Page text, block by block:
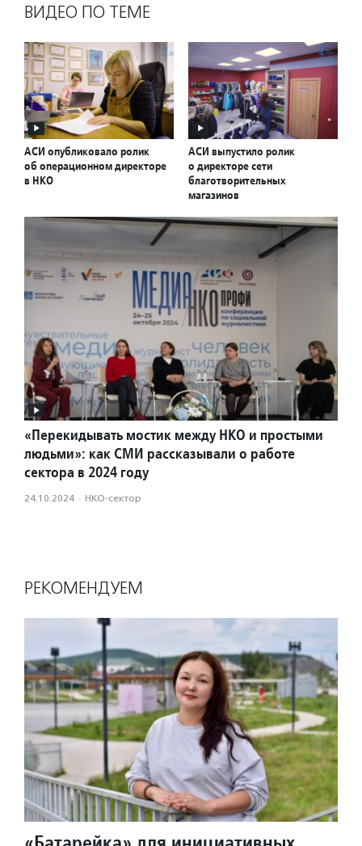
ВИДЕО ПО ТЕМЕ
АСИ опубликовало ролик
об операционном директоре
в НКО
АСИ выпустило ролик
о директоре сети
благотворительных
магазинов
«Перекидывать мостик между НКО и простыми
людьми»: как СМИ рассказывали о работе
сектора в 2024 году
24.10.2024 · НКО-сектор
РЕКОМЕНДУЕМ